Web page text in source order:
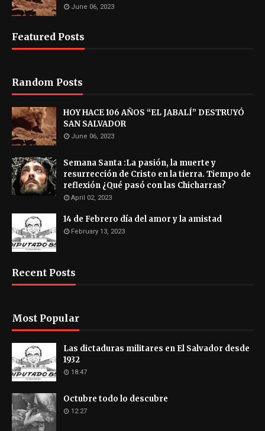
June 06, 2023
Featured Posts
Random Posts
HOY HACE 106 AÑOS “EL JABALÍ” DESTRUYÓ
SAN SALVADOR
June 06, 2023
Semana Santa :La pasión, la muerte y
resurrección de Cristo en la tierra. Tiempo de
reflexión ¿Qué pasó con las Chicharras?
April 02, 2023
14 de Febrero día del amor y la amistad
February 13, 2023
Recent Posts
Most Popular
Las dictaduras militares en El Salvador desde
1932
18:47
Octubre todo lo descubre
12:27